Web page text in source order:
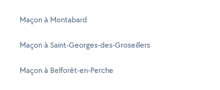
Maçon à Montabard
Maçon à Saint-Georges-des-Groseillers
Maçon à Belforêt-en-Perche